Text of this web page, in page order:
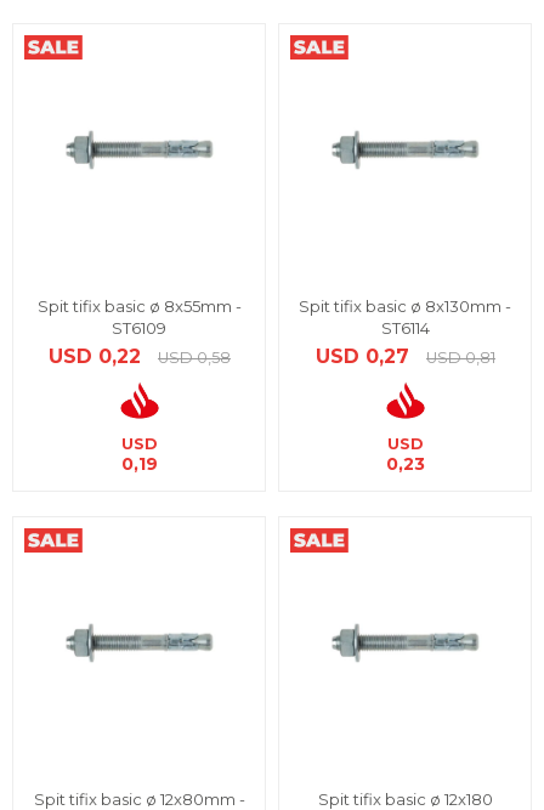
Spit tifix basic ø 8x55mm -
ST6109
USD 0,22 USD 0,58
USD
0,19
Spit tifix basic ø 8x130mm -
ST6114
USD 0,27 USD 0,81
USD
0,23
Spit tifix basic ø 12x80mm -
Spit tifix basic ø 12x180